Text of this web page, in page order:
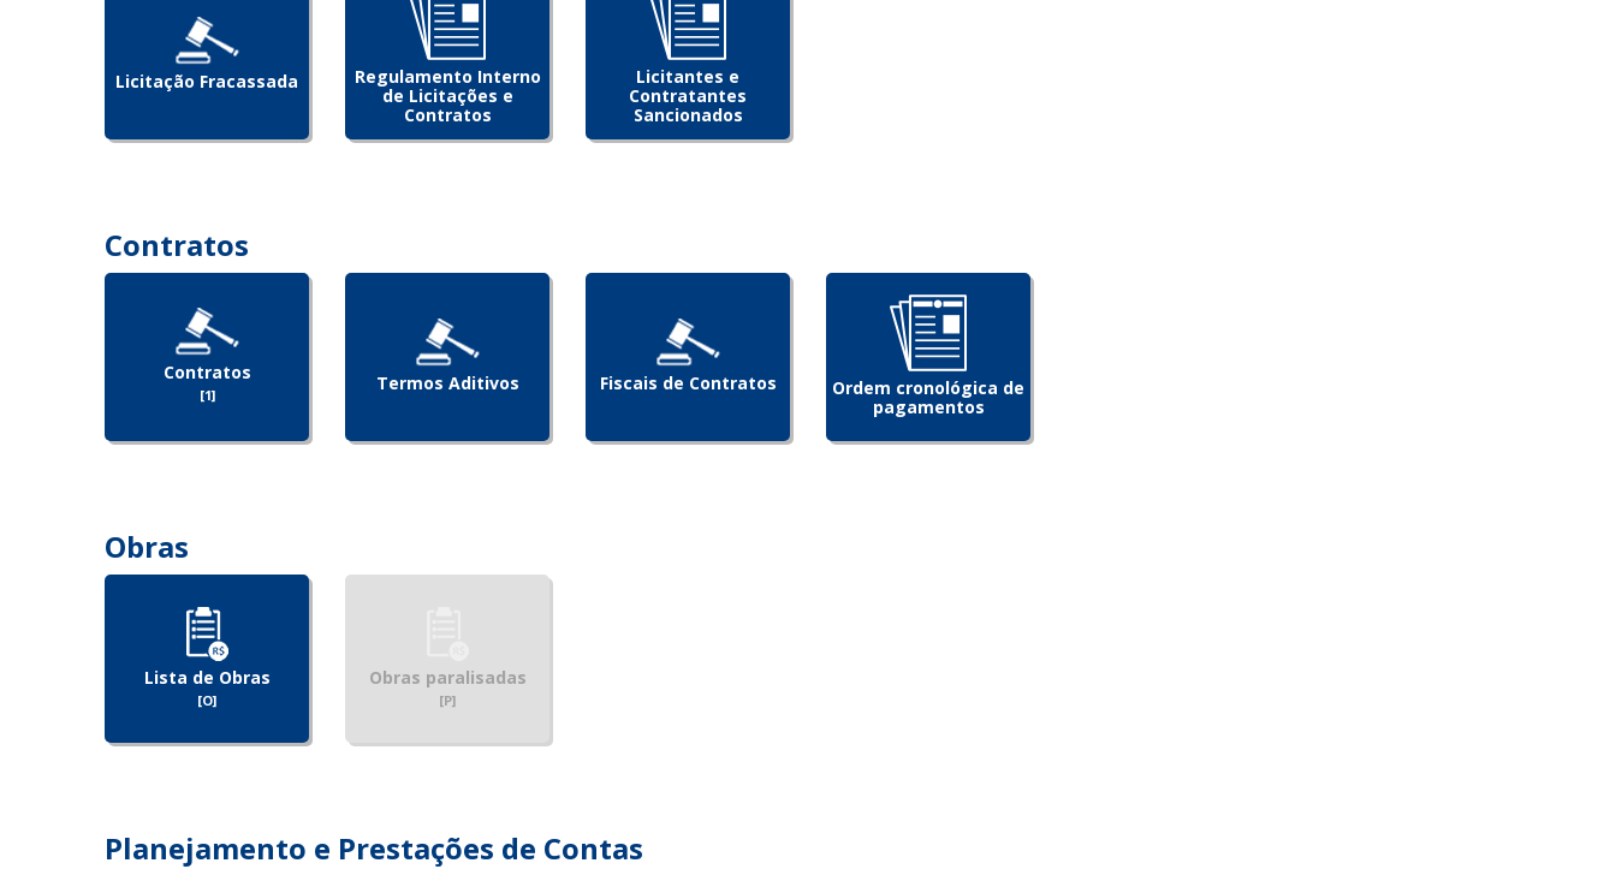
Licitação Fracassada
Regulamento Interno
de Licitações e
Contratos
Licitantes e
Contratantes
Sancionados
Contratos
Contratos
[1]
Termos Aditivos Fiscais de Contratos
Ordem cronológica de
pagamentos
Obras
Lista de Obras
[O]
Obras paralisadas
[P]
Planejamento e Prestações de Contas